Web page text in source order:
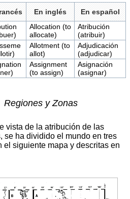
En inglés En español
Allocation (to
allocate)
Atribución
(atribuir)
Allotment (to
allot)
Adjudicación
(adjudicar)
Assignment
(to assign)
Asignación
(asignar)
y Zonas
vista de la atribución de las
se ha dividido el mundo en tres
el siguiente mapa y descritas en